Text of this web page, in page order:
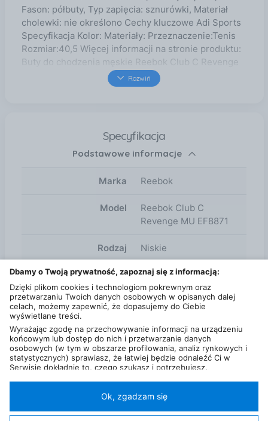
Fason: półbuty, Typ zapięcia: sznurówki, Materiał
cholewki: nie określono Cechy kluczowe Adi Sports
Specyfikacja Kolor: Materiały: Przeznaczenie:Tenis
Rozmiar:40,5 Więcej informacji na stronie produktu:
Buty do chodzenia męskie Reebok Club C Revenge
Rozwiń
Specyfikacja
Podstawowe informacje
Marka Reebok
Model
Reebok Club C
Revenge MU EF8871
Rodzaj Niskie
Styl Sportowy
Oryginalne
opakowanie
producenta
Pudełko
Design
Kategorie
Miasta Sklepy FAQ Regulamin
Dbamy o Twoją prywatność, zapoznaj się z informacją:
Dzięki plikom cookies i technologiom pokrewnym oraz
przetwarzaniu Twoich danych osobowych w opisanych dalej
celach, możemy zapewnić, że dopasujemy do Ciebie
wyświetlane treści.
Wyrażając zgodę na przechowywanie informacji na urządzeniu
końcowym lub dostęp do nich i przetwarzanie danych
osobowych (w tym w obszarze profilowania, analiz rynkowych i
statystycznych) sprawiasz, że łatwiej będzie odnaleźć Ci w
Serwisie dokładnie to, czego szukasz i potrzebujesz.
internetowy, dane przeglądania)nasi partnerzy (129 partnerów)
Twoja zgoda jest dobrowolna i obejmuje przetwarzanie danych
Ok, zgadzam się